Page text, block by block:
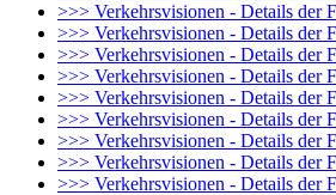
>>> Verkehrsvisionen - Details der
>>> Verkehrsvisionen - Details der
>>> Verkehrsvisionen - Details der
>>> Verkehrsvisionen - Details der
>>> Verkehrsvisionen - Details der
>>> Verkehrsvisionen - Details der
>>> Verkehrsvisionen - Details der
>>> Verkehrsvisionen - Details der
>>> Verkehrsvisionen - Details der